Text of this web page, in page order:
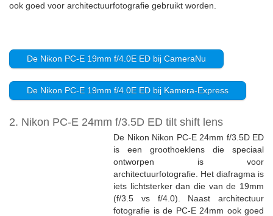
ook goed voor architectuurfotografie gebruikt worden.
De Nikon PC-E 19mm f/4.0E ED bij CameraNu
De Nikon PC-E 19mm f/4.0E ED bij Kamera-Express
2. Nikon PC-E 24mm f/3.5D ED tilt shift lens
De Nikon Nikon PC-E 24mm f/3.5D ED
is een groothoeklens die speciaal
ontworpen is voor
architectuurfotografie. Het diafragma is
iets lichtsterker dan die van de 19mm
(f/3.5 vs f/4.0). Naast architectuur
fotografie is de PC-E 24mm ook goed